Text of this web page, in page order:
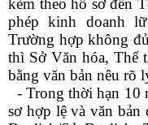
kèm theo hồ sơ đến
phép kinh doanh
Trường hợp không
thì Sở Văn hóa, Thể
bằng văn bản nêu rõ
- Trong thời hạn 10
sơ hợp lệ và văn bản